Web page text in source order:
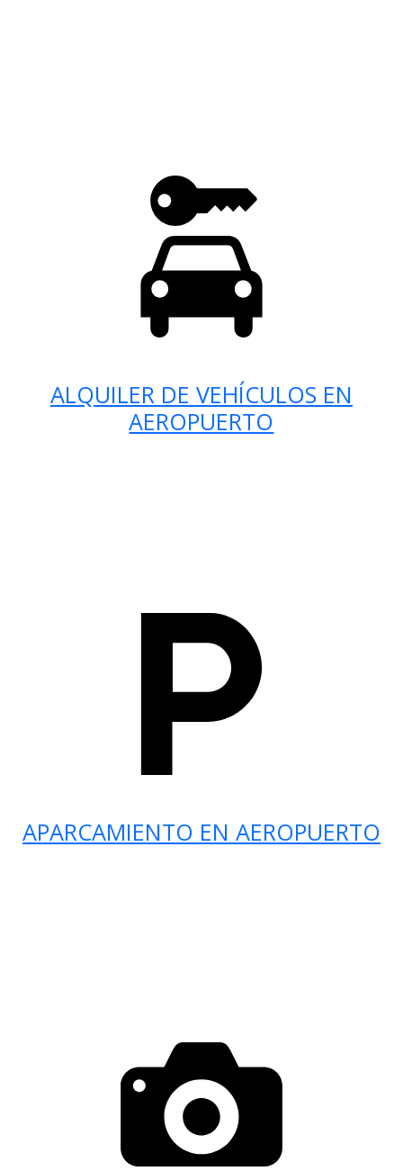
ALQUILER DE VEHÍCULOS EN
AEROPUERTO
APARCAMIENTO EN AEROPUERTO